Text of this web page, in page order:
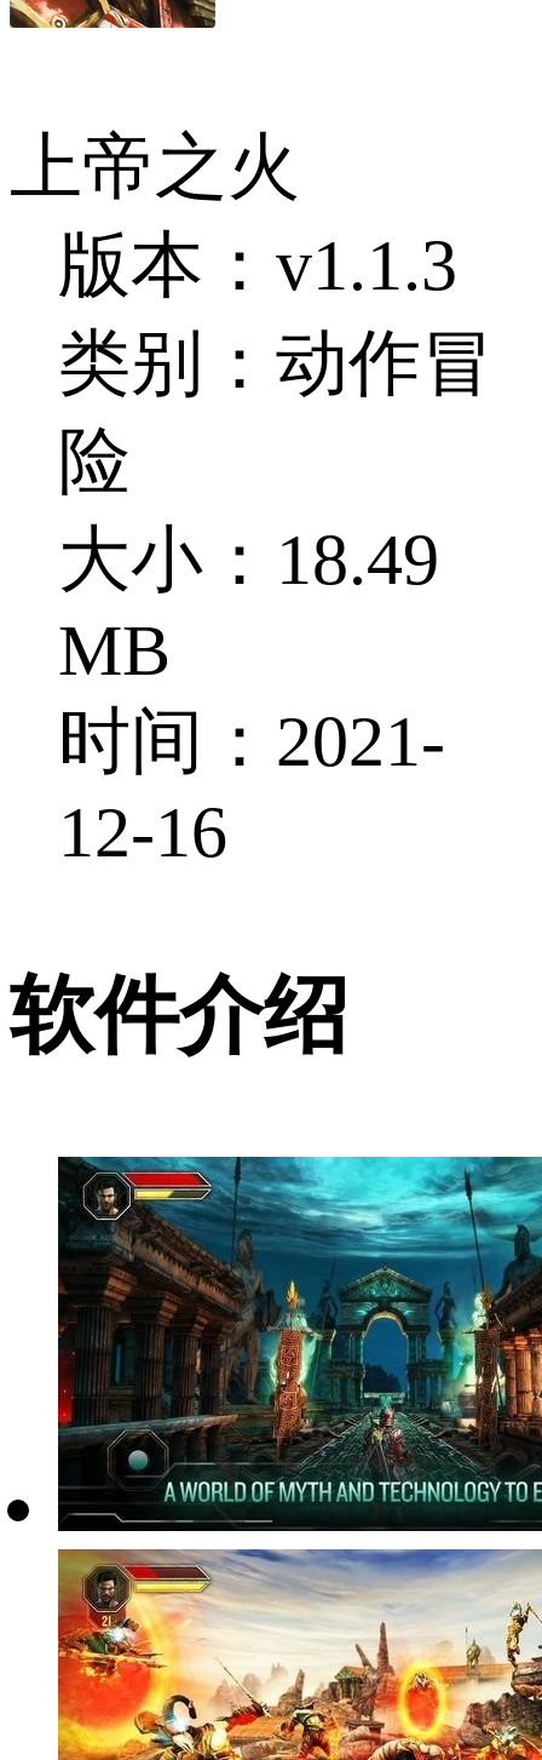
上帝之火
版本：v1.1.3
类别：动作冒
险
大小：18.49
MB
时间：2021-
12-16
软件介绍